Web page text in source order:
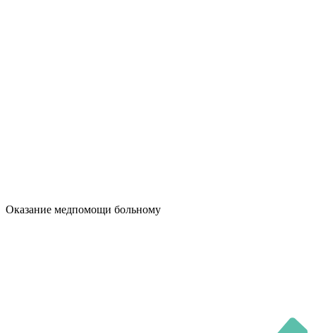
Оказание медпомощи больному